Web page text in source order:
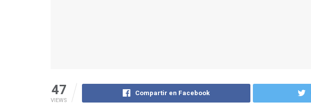
47
VIEWS
Compartir en Facebook